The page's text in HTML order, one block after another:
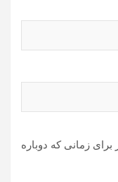
زمانی که دوباره